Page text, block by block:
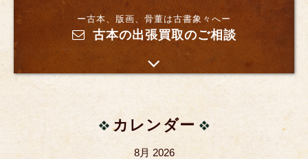
ー古本、版画、骨董は古書象々へー
古本の出張買取のご相談
カレンダー
8月 2026